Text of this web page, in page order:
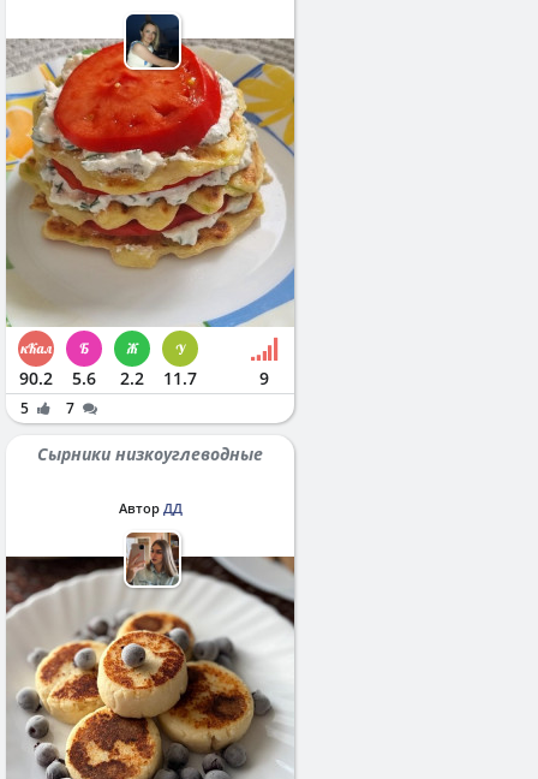
90.2 5.6 2.2 11.7 9
5 7
Сырники низкоуглеводные
Автор ДД